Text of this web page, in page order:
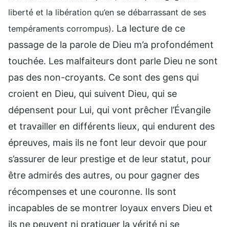
liberté et la libération qu’en se débarrassant de ses
tempéraments corrompus). La lecture de ce
passage de la parole de Dieu m’a profondément
touchée. Les malfaiteurs dont parle Dieu ne sont
pas des non-croyants. Ce sont des gens qui
croient en Dieu, qui suivent Dieu, qui se
dépensent pour Lui, qui vont prêcher l’Évangile
et travailler en différents lieux, qui endurent des
épreuves, mais ils ne font leur devoir que pour
s’assurer de leur prestige et de leur statut, pour
être admirés des autres, ou pour gagner des
récompenses et une couronne. Ils sont
incapables de se montrer loyaux envers Dieu et
ils ne peuvent ni pratiquer la vérité ni se